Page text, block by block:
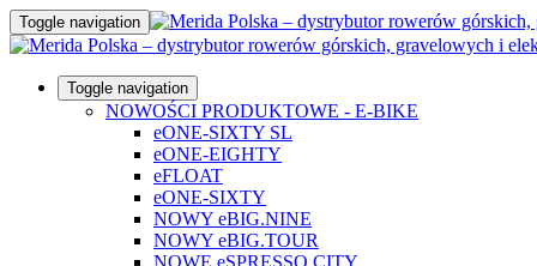
Toggle navigation
Toggle navigation
NOWOŚCI PRODUKTOWE - E-BIKE
eONE-SIXTY SL
eONE-EIGHTY
eFLOAT
eONE-SIXTY
NOWY eBIG.NINE
NOWY eBIG.TOUR
NOWE eSPRESSO CITY